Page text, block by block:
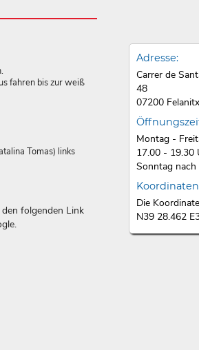
Adresse:
Carrer de
48
07200 Felanitx
Montag -
17.00 - 19.30
Sonntag nach
Die
N39 28.462
fahren bis zur weiß
Tomas) links
folgenden Link